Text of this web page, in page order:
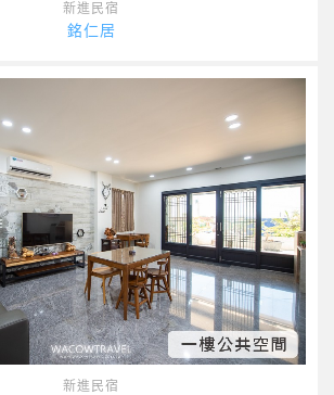
新進民宿
銘仁居
新進民宿